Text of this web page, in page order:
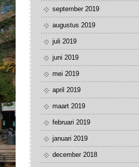
september 2019
augustus 2019
juli 2019
juni 2019
mei 2019
april 2019
maart 2019
februari 2019
januari 2019
december 2018